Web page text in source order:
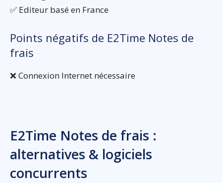
✅ Editeur basé en France
Points négatifs de E2Time Notes de
frais
❌ Connexion Internet nécessaire
E2Time Notes de frais :
alternatives & logiciels
concurrents